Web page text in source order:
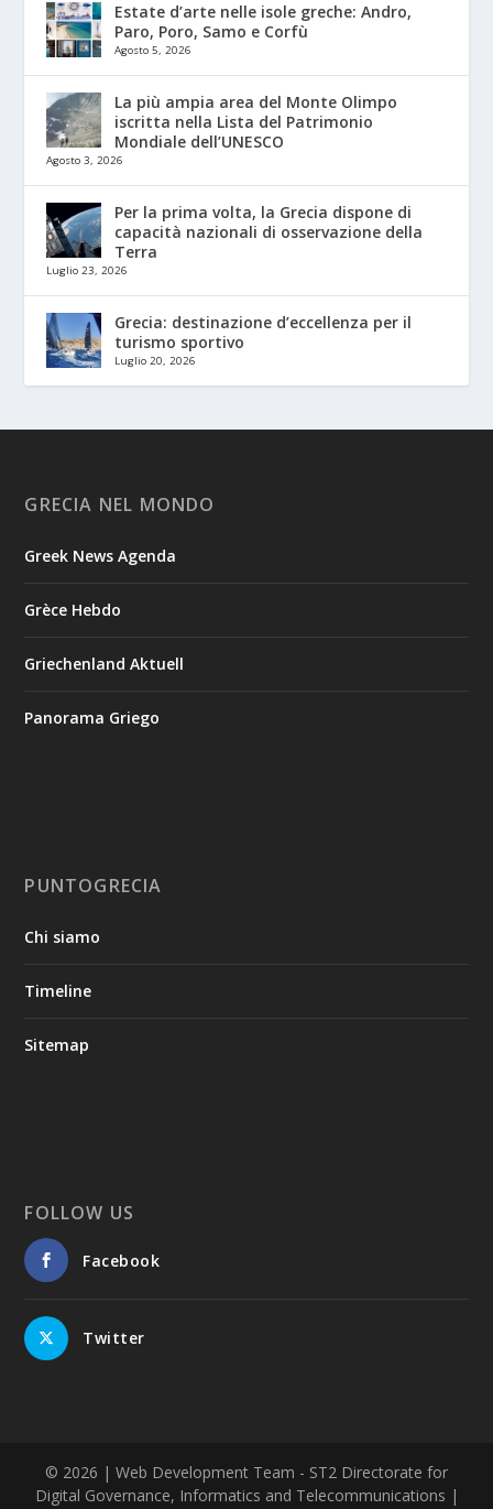
Estate d’arte nelle isole greche: Andro,
Paro, Poro, Samo e Corfù
Agosto 5, 2026
La più ampia area del Monte Olimpo
iscritta nella Lista del Patrimonio
Mondiale dell’UNESCO
Agosto 3, 2026
Per la prima volta, la Grecia dispone di
capacità nazionali di osservazione della
Terra
Luglio 23, 2026
Grecia: destinazione d’eccellenza per il
turismo sportivo
Luglio 20, 2026
GRECIA NEL MONDO
Greek News Agenda
Grèce Hebdo
Griechenland Aktuell
Panorama Griego
PUNTOGRECIA
Chi siamo
Timeline
Sitemap
FOLLOW US
Facebook
Twitter
© 2026 | Web Development Team - ST2 Directorate for
Digital Governance, Informatics and Telecommunications |